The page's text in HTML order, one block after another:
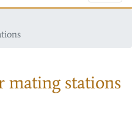
mating stations